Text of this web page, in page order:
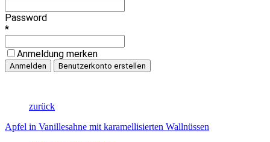
Password
*
Anmeldung merken
zurück
Apfel in Vanillesahne mit karamellisierten Wallnüssen